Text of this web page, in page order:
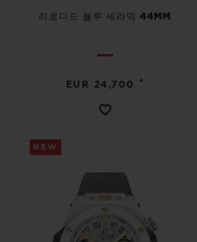
리로디드 블루 세라믹 44MM
EUR 24,700 •
NEW